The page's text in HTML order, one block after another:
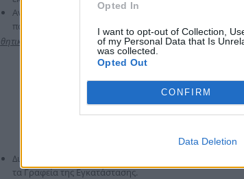
Opted In
I want to opt-out of Collection,
of my Personal Data that Is
was collected.
Opted Out
CONFIRM
Data Deletion
Αντλιοστάσιο Στραγγιδίων (υποβρύχιες αντλίες) από
παχυντών επανέρχονται για επεξεργασία στην
Εργα
Διώροφο Κτίριο Διοίκησης συνολικού εμβαδού 265m2,
τα Γραφεία της Εγκατάστασης.